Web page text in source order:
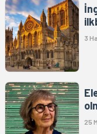
3
25